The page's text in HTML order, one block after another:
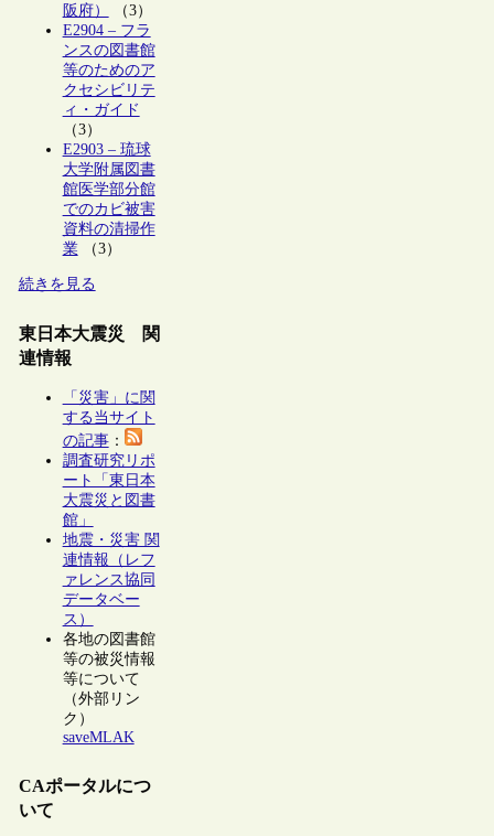
阪府）
（3）
E2904 – フラ
ンスの図書館
等のためのア
クセシビリテ
ィ・ガイド
（3）
E2903 – 琉球
大学附属図書
館医学部分館
でのカビ被害
資料の清掃作
業（3）
続きを見る
東日本大震災 関
連情報
「災害」に関
する当サイト
の記事：
調査研究リポ
ート「東日本
大震災と図書
館」
地震・災害 関
連情報（レフ
ァレンス協同
データベー
ス）
各地の図書館
等の被災情報
等について
（外部リン
ク）
saveMLAK
CAポータルにつ
いて